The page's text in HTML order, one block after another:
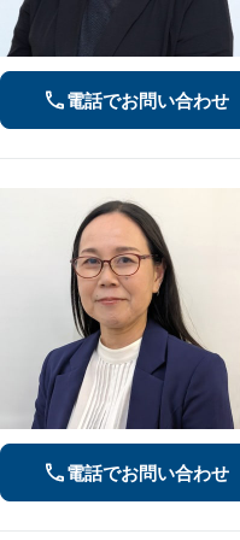
電話でお問い合わせ
電話でお問い合わせ